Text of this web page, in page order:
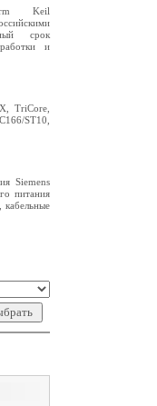
Keil
срок
и
TriCore,
ST10,
Siemens
питания
кабельные